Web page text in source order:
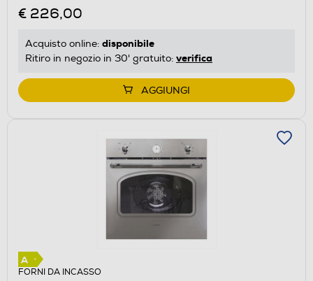
€ 226,00
Acquisto online: disponibile
Ritiro in negozio in 30' gratuito: verifica
AGGIUNGI
FORNI DA INCASSO